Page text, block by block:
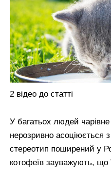
2 відео до статті
У багатьох людей
нерозривно
стереотип поширений у
котофеїв зауважують, що